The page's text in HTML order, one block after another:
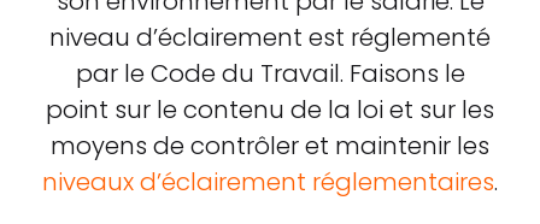
niveau d’éclairement est réglementé
par le Code du Travail. Faisons le
point sur le contenu de la loi et sur les
moyens de contrôler et maintenir les
niveaux d’éclairement réglementaires.